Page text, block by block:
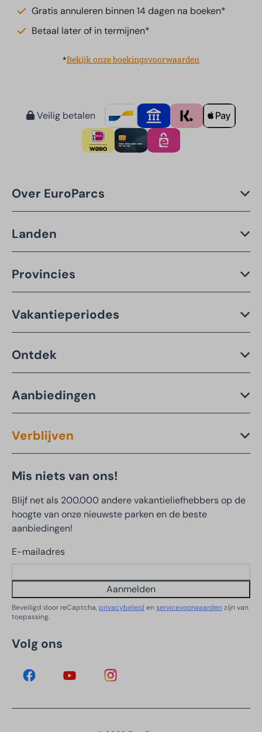
Gratis annuleren binnen 14 dagen na boeken*
Betaal later of in termijnen*
*Bekijk onze boekingsvoorwaarden
Veilig betalen
Over EuroParcs
Landen
Provincies
Vakantieperiodes
Ontdek
Aanbiedingen
Verblijven
Mis niets van ons!
Blijf net als 200.000 andere vakantieliefhebbers op de
hoogte van onze nieuwste parken en de beste
aanbiedingen!
E-mailadres
Aanmelden
Beveiligd door reCaptcha, privacybeleid en servicevoorwaarden zijn van
toepassing.
Volg ons